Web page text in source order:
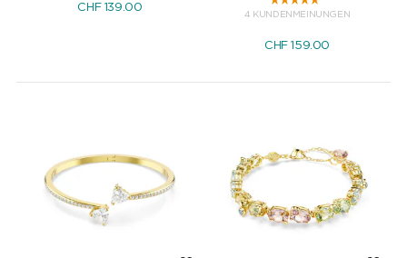
CHF139.00
4 KUNDENMEINUNGEN
CHF159.00